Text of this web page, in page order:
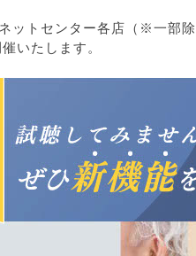
ットセンター各店（※一部
いたします。